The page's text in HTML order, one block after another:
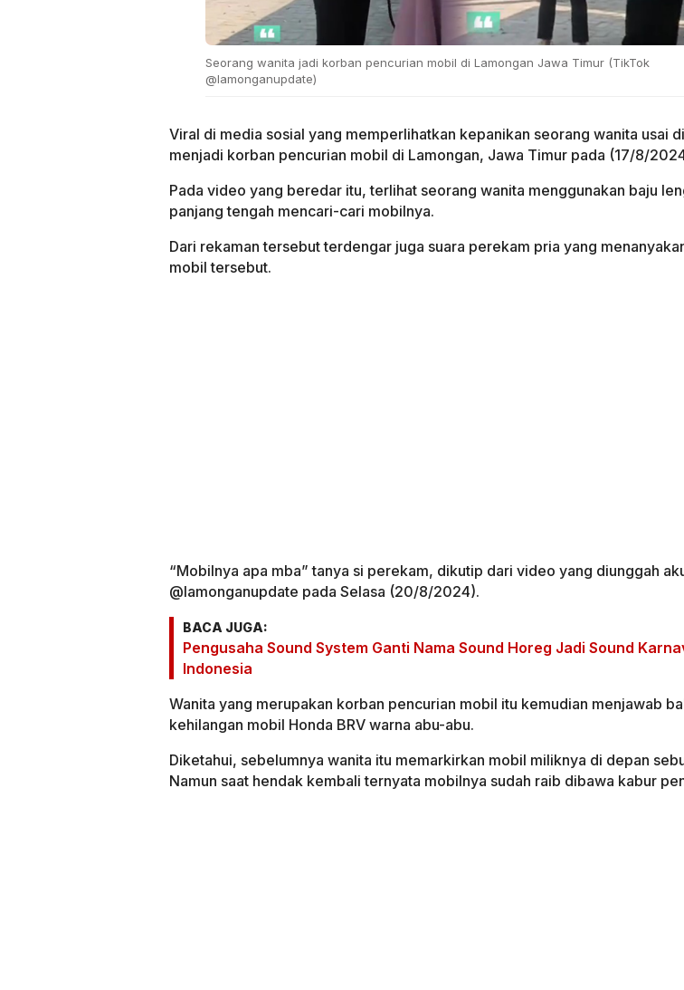
Seorang wanita jadi korban pencurian mobil di Lamongan Jawa Timur (TikTok
@lamonganupdate)
Viral di media sosial yang memperlihatkan kepanikan seorang wanita usai
menjadi korban pencurian mobil di Lamongan, Jawa Timur pada (17/8/
Pada video yang beredar itu, terlihat seorang wanita menggunakan baju
panjang tengah mencari-cari mobilnya.
Dari rekaman tersebut terdengar juga suara perekam pria yang
mobil tersebut.
“Mobilnya apa mba” tanya si perekam, dikutip dari video yang diunggah
@lamonganupdate pada Selasa (20/8/2024).
BACA JUGA:
Pengusaha Sound System Ganti Nama Sound Horeg Jadi Sound
Indonesia
Wanita yang merupakan korban pencurian mobil itu kemudian menjawab
kehilangan mobil Honda BRV warna abu-abu.
Diketahui, sebelumnya wanita itu memarkirkan mobil miliknya di depan
Namun saat hendak kembali ternyata mobilnya sudah raib dibawa kabur